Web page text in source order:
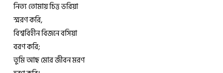
নিত্য তোমায় চিত্ত ভরিয়া
স্মরণ করি,
বিশ্ববিহীন বিজনে বসিয়া
বরণ করি;
তুমি আছ মোর জীবন মরণ